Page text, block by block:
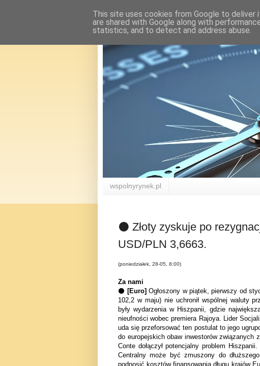
wspolnyrynek.pl
⚫ Złoty zyskuje po
USD/PLN 3,6663.
(poniedziałek, 28-05, 8:00)
Za nami
⚫ [Euro] Ogłoszony w piątek, pierwszy od
102,2 w maju) nie uchronił wspólnej waluty
były wydarzenia w Hiszpanii, gdzie
nieufności wobec premiera Rajoya. Lider
uda się przeforsować ten postulat to jego
do europejskich obaw inwestorów związanych
Conte dołączył potencjalny problem
Centralny może być zmuszony do
podnosić kosztów finansowania długu krajów
This site uses cookies from Google to deliver
are shared with Google along with
statistics, and to detect and address abuse.